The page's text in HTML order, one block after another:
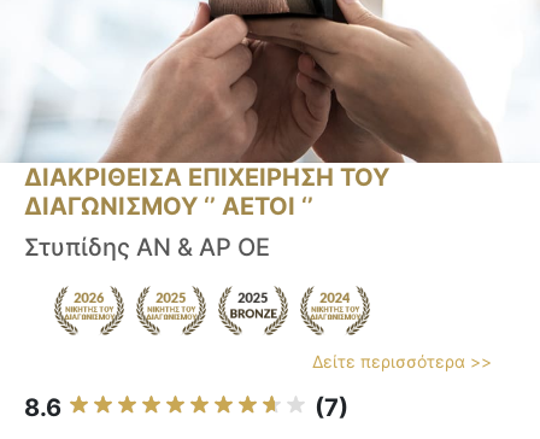
ΔΙΑΚΡΙΘΕΙΣΑ ΕΠΙΧΕΙΡΗΣΗ ΤΟΥ
ΔΙΑΓΩΝΙΣΜΟΥ ‘’ ΑΕΤΟΙ ‘’
Στυπίδης ΑΝ & ΑΡ ΟΕ
Δείτε περισσότερα >>
8.6 (7)